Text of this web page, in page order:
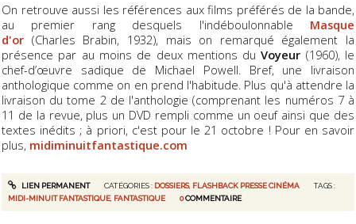
On retrouve aussi les références aux films préférés de la bande,
au premier rang desquels l'indéboulonnable Masque
d'or (Charles Brabin, 1932), mais on remarqué également la
présence par au moins de deux mentions duVoyeur (1960), le
chef-d’œuvre sadique de Michael Powell. Bref, une livraison
anthologique comme on en prend l'habitude. Plus qu'à attendre la
livraison du tome 2 de l'anthologie (comprenant les numéros 7 à
11 de la revue, plus un DVD rempli comme un oeuf ainsi que des
textes inédits ; à priori, c'est pour le 21 octobre ! Pour en savoir
plus, midiminuitfantastique.com
LIEN PERMANENT CATÉGORIES : DOSSIERS, FLASHBACK PRESSE CINÉMA
TAGS :
MIDI-MINUIT FANTASTIQUE, FANTASTIQUE 0COMMENTAIRE